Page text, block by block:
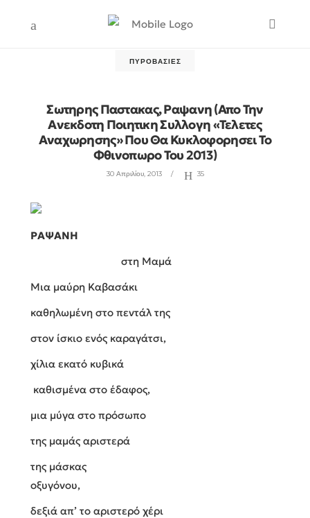
ΠΥΡΟΒΑΣΊΕΣ
Σωτηρης Παστακας, Ραψανη (απο Την
Ανεκδοτη Ποιητικη Συλλογη «τελετες
Αναχωρησης» Που Θα Κυκλοφορησει Το
Φθινοπωρο Του 2013)
30 Απριλίου, 2013 35
ΡΑΨΑΝΗ
στη Μαμά
Μια μαύρη Καβασάκι
καθηλωμένη στο πεντάλ της
στον ίσκιο ενός καραγάτσι,
χίλια εκατό κυβικά
καθισμένα στο έδαφος,
μια μύγα στο πρόσωπο
της μαμάς αριστερά
της μάσκας
οξυγόνου,
δεξιά απ’ το αριστερό χέρι